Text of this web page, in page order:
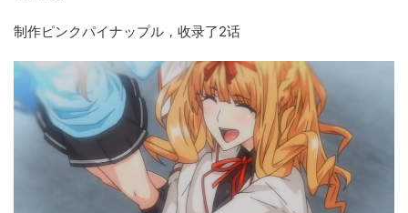
制作ピンクパイナップル，收录了2话